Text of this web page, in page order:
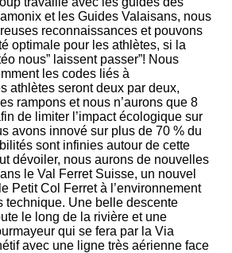
et les Guides Valaisans, nous
reconnaissances et pouvons
optimale pour les athlètes, si la
nous” laissent passer”! Nous
les codes liés à
athlètes seront deux par deux,
rampons et nous n’aurons que 8
de limiter l’impact écologique sur
avons innové sur plus de 70 % du
sont infinies autour de cette
dévoiler, nous aurons de nouvelles
le Val Ferret Suisse, un nouvel
Petit Col Ferret à l’environnement
technique. Une belle descente
le long de la rivière et une
qui se fera par la Via
avec une ligne très aérienne face